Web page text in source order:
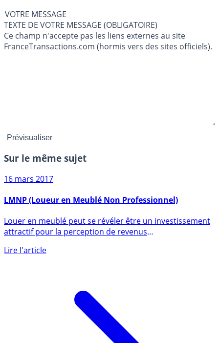
VOTRE MESSAGE
TEXTE DE VOTRE MESSAGE (OBLIGATOIRE)
Ce champ n'accepte pas les liens externes au site
FranceTransactions.com (hormis vers des sites officiels).
Sur le même sujet
16 mars 2017
LMNP (Loueur en Meublé Non Professionnel)
attractif pour la perception de revenus